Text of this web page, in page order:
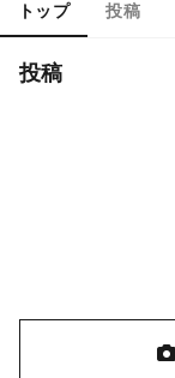
トップ 投稿
投稿